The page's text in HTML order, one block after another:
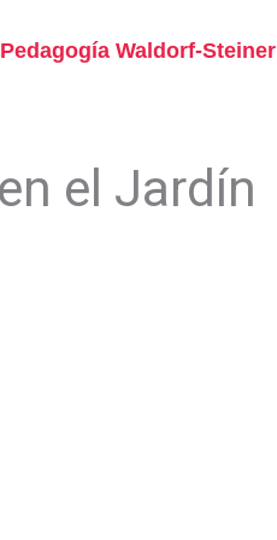
Pedagogía Waldorf-Steiner
el Jardín